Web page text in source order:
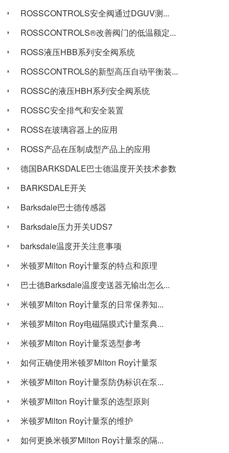
ROSSCONTROLS安全阀通过DGUV测...
ROSSCONTROLS®改善阀门的低温额定...
ROSS液压HBB系列安全阀系统
ROSSCONTROLS的新型高压自动平衡装...
ROSSC的液压HBH系列安全阀系统
ROSSC安全排气和安全装置
ROSS在玻璃容器上的应用
ROSS产品在压制成型产品上的应用
德国BARKSDALE巴士德温度开关技术参数
BARKSDALE开关
Barksdale巴士德传感器
Barksdale压力开关UDS7
barksdale温度开关注意事项
米顿罗Milton Roy计量泵的特点和原理
巴士德Barksdale温度变送器无输出怎么...
米顿罗Milton Roy计量泵的日常保养知...
米顿罗Milton Roy电磁隔膜式计量泵典...
米顿罗Milton Roy计量泵选型参考
如何正确使用米顿罗Milton Roy计量泵
米顿罗Milton Roy计量泵防伪标识在泵...
米顿罗Milton Roy计量泵的选型原则
米顿罗Milton Roy计量泵的维护
如何更换米顿罗Milton Roy计量泵的隔...